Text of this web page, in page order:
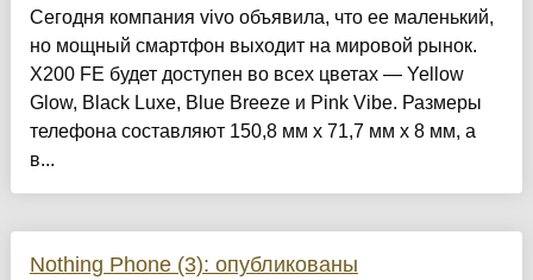
Сегодня компания vivo объявила, что ее маленький,
но мощный смартфон выходит на мировой рынок.
X200 FE будет доступен во всех цветах — Yellow
Glow, Black Luxe, Blue Breeze и Pink Vibe. Размеры
телефона составляют 150,8 мм x 71,7 мм x 8 мм, а
в...
Nothing Phone (3): опубликованы